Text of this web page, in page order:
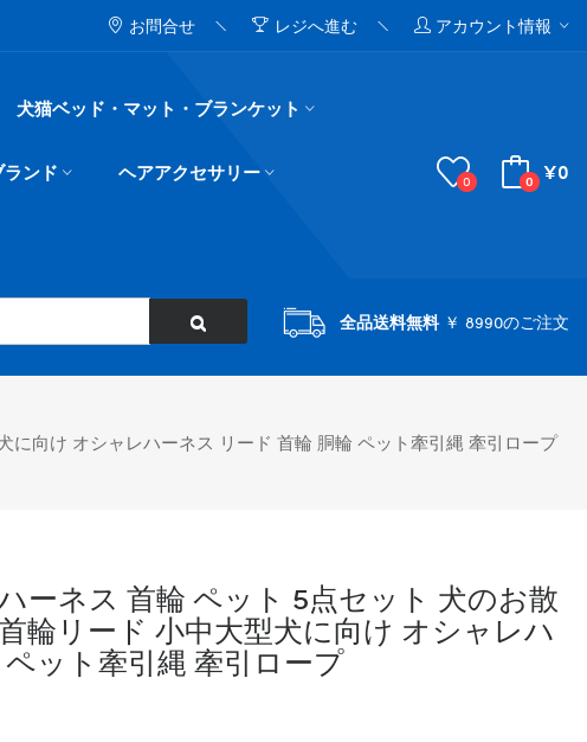
お問合せ レジへ進む アカウント情報
犬猫ベッド・マット・ブランケット
ンド ヘアアクセサリー 0 0 ¥0
全品送料無料￥ 8990のご注文
向け オシャレハーネス リード 首輪 胴輪 ペット牽引縄 牽引ロープ
ーネス 首輪 ペット 5点セット 犬のお散
輪リード 小中大型犬に向け オシャレハ
ット牽引縄 牽引ロープ